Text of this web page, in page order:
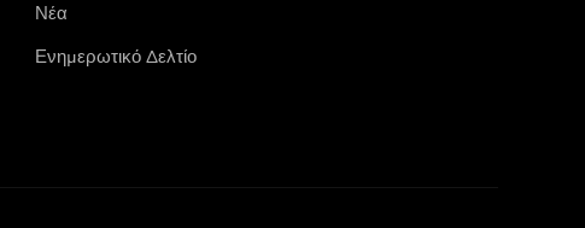
Νέα
Ενημερωτικό Δελτίο